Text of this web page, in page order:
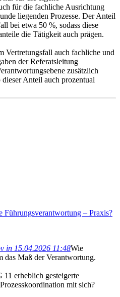
für die fachliche Ausrichtung
liegenden Prozesse. Der Anteil
bei etwa 50 %, sodass diese
die Tätigkeit auch prägen.
Vertretungsfall auch fachliche und
der Referatsleitung
zusätzlich
Anteil auch prozentual
– Praxis?
in 15.04.2026 11:48Wie
das Maß der Verantwortung.
11 erheblich gesteigerte
mit sich?